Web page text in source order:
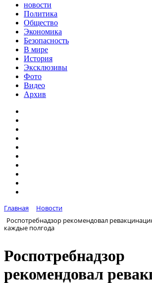
новости
Политика
Общество
Экономика
Безопасность
В мире
История
Эксклюзивы
Фото
Видео
Архив
Главная
Новости
Роспотребнадзор рекомендовал
каждые полгода
Роспотребнадзор
рекомендовал